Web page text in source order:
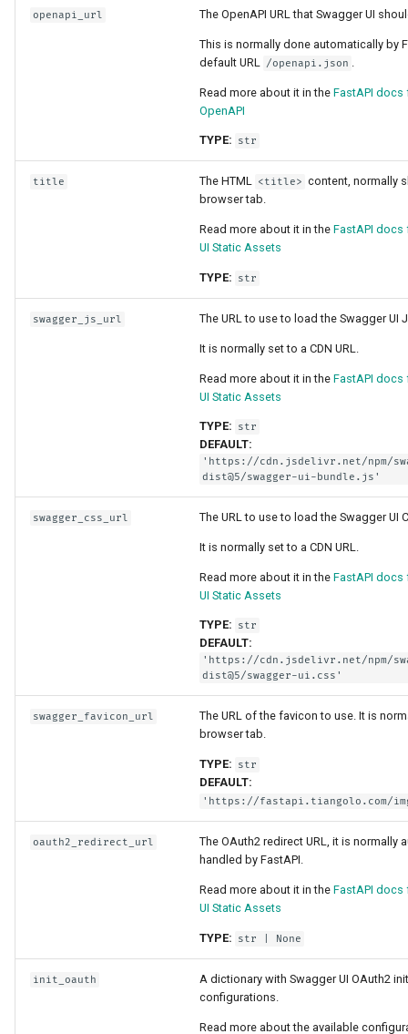
폼 모델
파일 요청
폼 및 파일 요청
오류 처리
경로 처리 설정
JSON 호환 가능 인코더
Body - 업데이트
의존성
CORS (교차-출처 리소스
유)
SQL (관계형) 데이터베이
일
JSON Lines 스트리밍
서버 전송 이벤트(SSE)
백그라운드 작업
메타데이터 및 문서화 URL
프론트엔드
정적 파일
테스팅
디버깅
시작 - 종료
오버라이드로 의존성 테스
하기
비동기 테스트
설정과 환경 변수
OpenAPI 콜백
OpenAPI Webhooks
WSGI 포함하기 - Flask,
고급 Python 타입
바이트를 Base64로 포함
JSON
openapi_url The OpenAPI URL that Swagger UI
This is normally done automatically by
default URL
/openapi.json
Read more about it in the FastAPI docs
OpenAPI
TYPE: str
title The HTML <title> content, normally
browser tab.
Read more about it in the FastAPI docs
UI Static Assets
TYPE: str
swagger_js_url The URL to use to load the Swagger UI
It is normally set to a CDN URL.
Read more about it in the FastAPI docs
UI Static Assets
TYPE: str
DEFAULT:
'https://cdn.jsdelivr.net/npm/
dist@5/swagger-ui-bundle.js'
swagger_css_url The URL to use to load the Swagger UI
It is normally set to a CDN URL.
Read more about it in the FastAPI docs
UI Static Assets
TYPE: str
DEFAULT:
'https://cdn.jsdelivr.net/npm/
dist@5/swagger-ui.css'
swagger_favicon_url
The URL of the favicon to use. It is
browser tab.
TYPE: str
DEFAULT:
'https://fastapi.tiangolo.com/
oauth2_redirect_url
The OAuth2 redirect URL, it is normally
handled by FastAPI.
Read more about it in the FastAPI docs
UI Static Assets
TYPE: str | None
init_oauth
A dictionary with Swagger UI OAuth2
configurations.
Read more about the available